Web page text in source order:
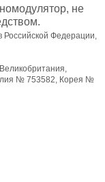
не
Российской Федерации,
№ 753582, Корея №